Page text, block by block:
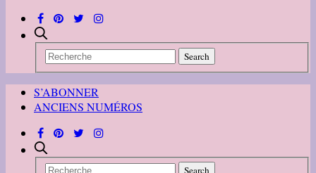
S’ABONNER
ANCIENS NUMÉROS